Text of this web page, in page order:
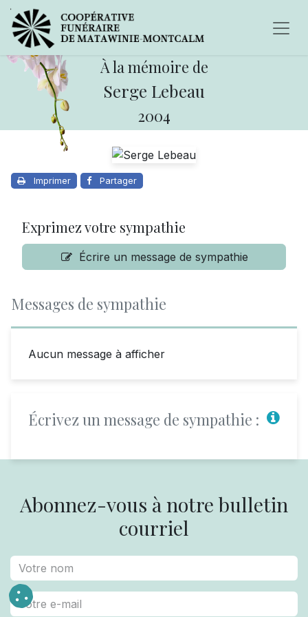
À la mémoire de
Serge Lebeau
2004
Imprimer Partager
Exprimez votre sympathie
Écrire un message de sympathie
Messages de sympathie
Aucun message à afficher
Écrivez un message de sympathie :
Abonnez-vous à notre bulletin
courriel